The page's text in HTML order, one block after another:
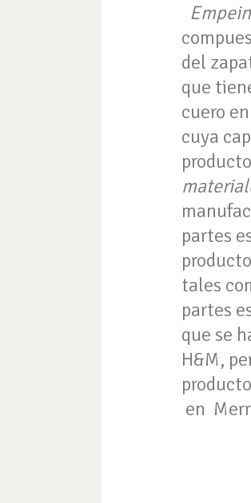
del
que
cuero
cuya
partes
tales
partes
que se
H&M,
en